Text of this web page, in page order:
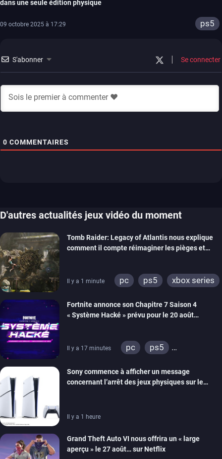
dans une seule édition physique
09 octobre 2025 à 17:29 ps5
S'abonner Se connecter
0 COMMENTAIRES
D'autres actualités jeux vidéo du moment
Tomb Raider: Legacy of Atlantis nous explique
comment il compte réimaginer les pièges et
Il y a 1 minute pc ps5
xbox series
Fortnite annonce son Chapitre 7 Saison 4
« Système Hacké » prévu pour le 20 août
Il y a 17 minutes pc
ps5
ios
android
xbox one
switch 2
Sony commence à afficher un message
concernant l’arrêt des jeux physiques sur le
Il y a 1 heure
Grand Theft Auto VI nous offrira un « large
aperçu » le 27 août… sur Netflix